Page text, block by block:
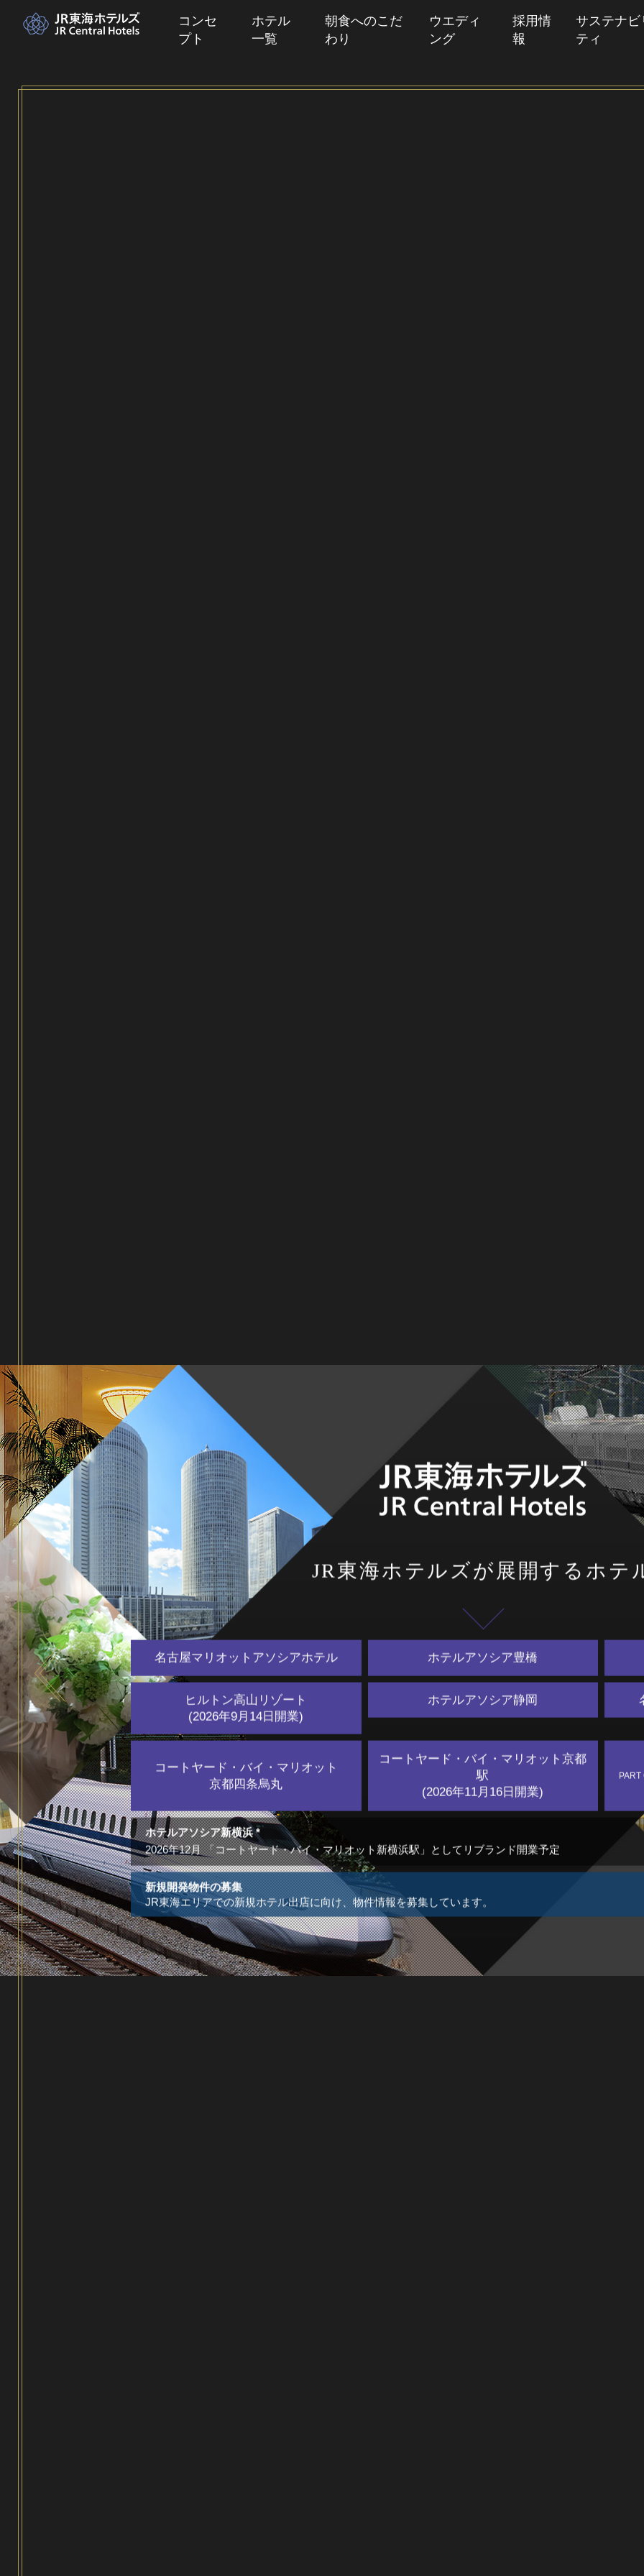
コンセ
プト
ホテル
一覧
朝食へのこだ
わり
ウエディ
ング
採用情
報
サステナビ
ティ
JR東海ホテルズが 展開するホテ
名古屋マリオットアソシアホテル ホテルアソシア豊橋
ヒルトン高山リゾート
(2026年9月14日開業)
ホテルアソシア静岡
コートヤード・バイ・マリオット
京都四条烏丸
コートヤード・バイ・マリオット 京都
駅
(2026年11月16日開業)
ホテルアソシア新横浜*
2026年12月 「コートヤード・バイ・マリオット新横浜駅」としてリブランド開業予定
新規開発物件の募集
JR東海エリアでの新規ホテル出店に向け、物件情報を募集しています。
Nagoya JR Gate Tower Hotel
名古屋JRゲートタワーホテル
Nagoya Marriott Associa Hotel
名古屋マリオットアソシアホテル
Hotel Associa Toyohashi
ホテルアソシア豊橋
Hotel Associa Shin-Yokohama
ホテルアソシア新横浜
Hilton Takayama Resort
ヒルトン高山リゾート
Hotel Associa Shizuoka
ホテルアソシア静岡